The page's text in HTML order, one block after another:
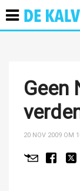
Geen
20 NOV 2009 OM